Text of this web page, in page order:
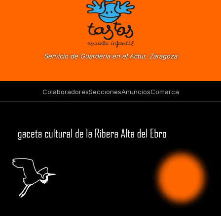
Servicio de Guardería en el Actur, Zaragoza
ColaboradoresSeccionesAnunciosComarca